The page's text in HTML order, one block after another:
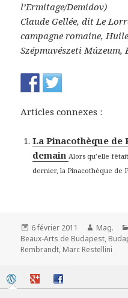
l’Ermitage/Demidov)
Claude Gellée, dit Le
campagne romaine,
Szépmuvészeti Múzeum,
Articles connexes :
La Pinacothèque
demainAlors qu’elle
dernier, la Pinacothèque de
Publié
le
6 février 2011 Auteur
Mag.
Beaux-Arts de Budapest,
Rembrandt, Marc Restellini